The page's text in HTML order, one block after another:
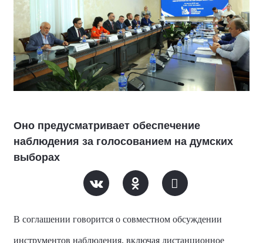
Оно предусматривает обеспечение
наблюдения за голосованием на думских
выборах
В соглашении говорится о совместном обсуждении
инструментов наблюдения, включая дистанционное